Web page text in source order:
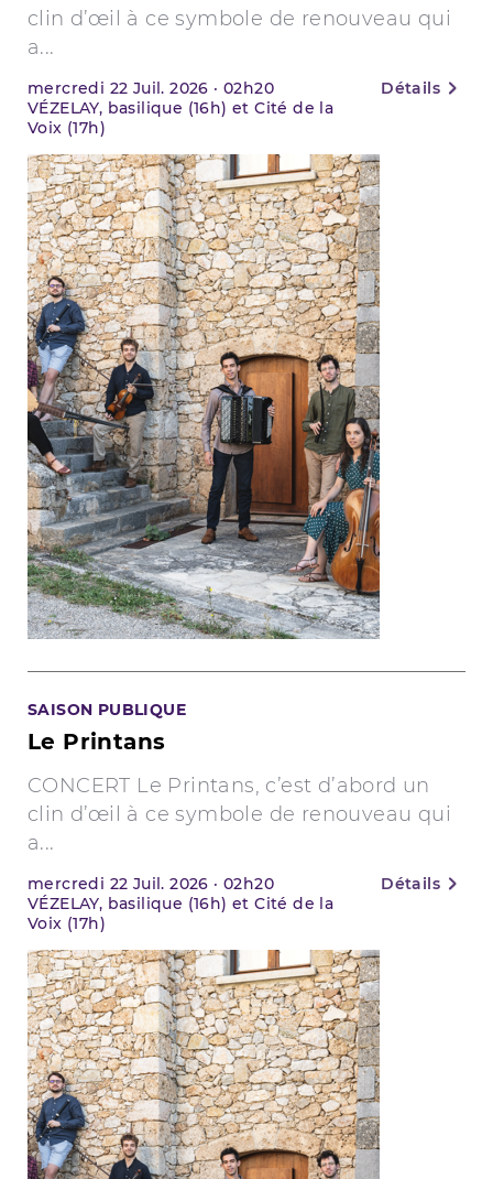
clin d’œil à ce symbole de renouveau qui
a...
mercredi 22 Juil. 2026 ·02h20
VÉZELAY, basilique (16h) et Cité de la
Voix (17h)
Détails
SAISON PUBLIQUE
Le Printans
CONCERT Le Printans, c’est d’abord un
clin d’œil à ce symbole de renouveau qui
a...
mercredi 22 Juil. 2026 ·02h20
VÉZELAY, basilique (16h) et Cité de la
Voix (17h)
Détails